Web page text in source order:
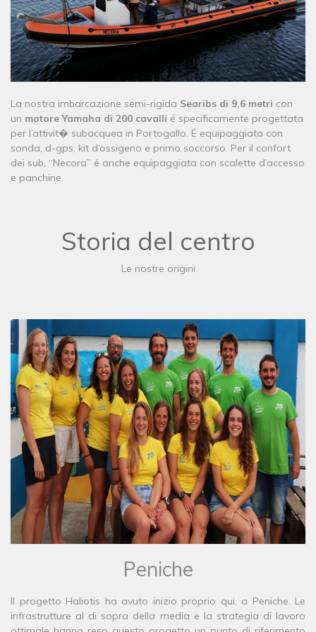
​​​​​​​​​La nostra imbarcazione semi-rigida Searibs di 9,6 metri con
un motore Yamaha di 200 cavalli é specificamente progettata
per l’attivit� subacquea in Portogallo. É equipaggiata con
sonda, d-gps, kit d’ossigeno e primo soccorso. Per il confort
dei sub, “Necora” é anche equipaggiata con scalette d’accesso
e panchine.
Storia del centro
Le nostre origini
Peniche
Il progetto Haliotis ha avuto inizio proprio qui, a Peniche. Le
infrastrutture al di sopra della media e la strategia di lavoro